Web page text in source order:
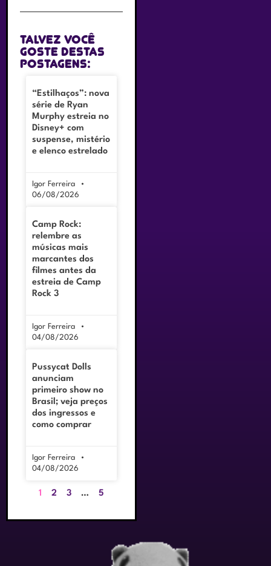
Talvez você
goste destas
postagens:
“Estilhaços”: nova
série de Ryan
Murphy estreia no
Disney+ com
suspense, mistério
e elenco estrelado
Igor Ferreira
06/08/2026
Camp Rock:
relembre as
músicas mais
marcantes dos
filmes antes da
estreia de Camp
Rock 3
Igor Ferreira
04/08/2026
Pussycat Dolls
anunciam
primeiro show no
Brasil; veja preços
dos ingressos e
como comprar
Igor Ferreira
04/08/2026
1 2 3 … 5